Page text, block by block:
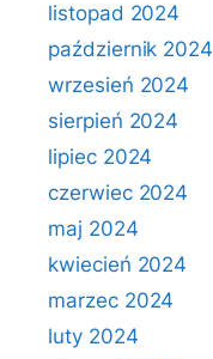
listopad 2024
październik 2024
wrzesień 2024
sierpień 2024
lipiec 2024
czerwiec 2024
maj 2024
kwiecień 2024
marzec 2024
luty 2024